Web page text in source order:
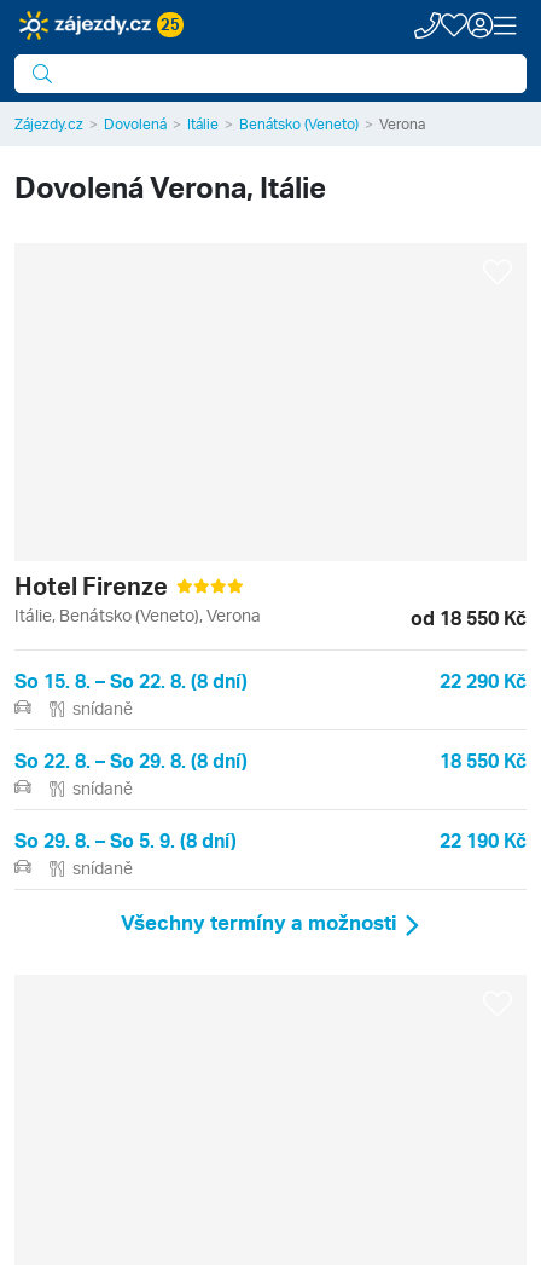
25
Zájezdy.cz Dovolená Itálie Benátsko (Veneto) Verona
DovolenáVerona, Itálie
Hotel Firenze
Itálie, Benátsko (Veneto), Verona od 18 550 Kč
So 15. 8. – So 22. 8. (8 dní) 22 290 Kč
snídaně
So 22. 8. – So 29. 8. (8 dní) 18 550 Kč
snídaně
So 29. 8. – So 5. 9. (8 dní) 22 190 Kč
snídaně
Všechny termíny a možnosti